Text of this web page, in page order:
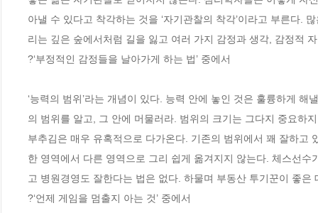
아낼 수 있다고 착각하는 것을 ‘자기관찰의 착각’이라고 부른다.
리는 깊은 숲에서처럼 길을 잃고 여러 가지 감정과 생각, 감정적
?‘부정적인 감정들을 날아가게 하는 법’ 중에서
‘능력의 범위’라는 개념이 있다. 능력 안에 놓인 것은 훌륭하게
의 범위를 알고, 그 안에 머물러라. 범위의 크기는 그다지 중요하
부추김은 매우 유혹적으로 다가온다. 기존의 범위에서 꽤 잘하고
한 영역에서 다른 영역으로 그리 쉽게 옮겨지지 않는다. 체스선
고 병원경영도 잘한다는 법은 없다. 하물며 부동산 투기꾼이 좋
?‘언제 게임을 멈출지 아는 것’ 중에서